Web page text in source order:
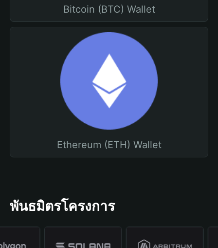
Bitcoin (BTC) Wallet
Ethereum (ETH) Wallet
พันธมิตรโครงการ